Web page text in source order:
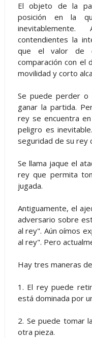
El objeto de la
posición en la
contendientes la
que el valor de
comparación con el
movilidad y corto
Se puede perder o
ganar la partida.
rey se encuentra
peligro es
seguridad de su rey
Se llama jaque el
rey que permita
jugada.
Antiguamente, el
adversario sobre
al rey". Aún oímos
al rey". Pero
Hay tres maneras
1. El rey puede
está dominada por
2. Se puede tomar
otra pieza.